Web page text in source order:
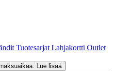
Tuotesarjat Lahjakortti Outlet
Lue lisää